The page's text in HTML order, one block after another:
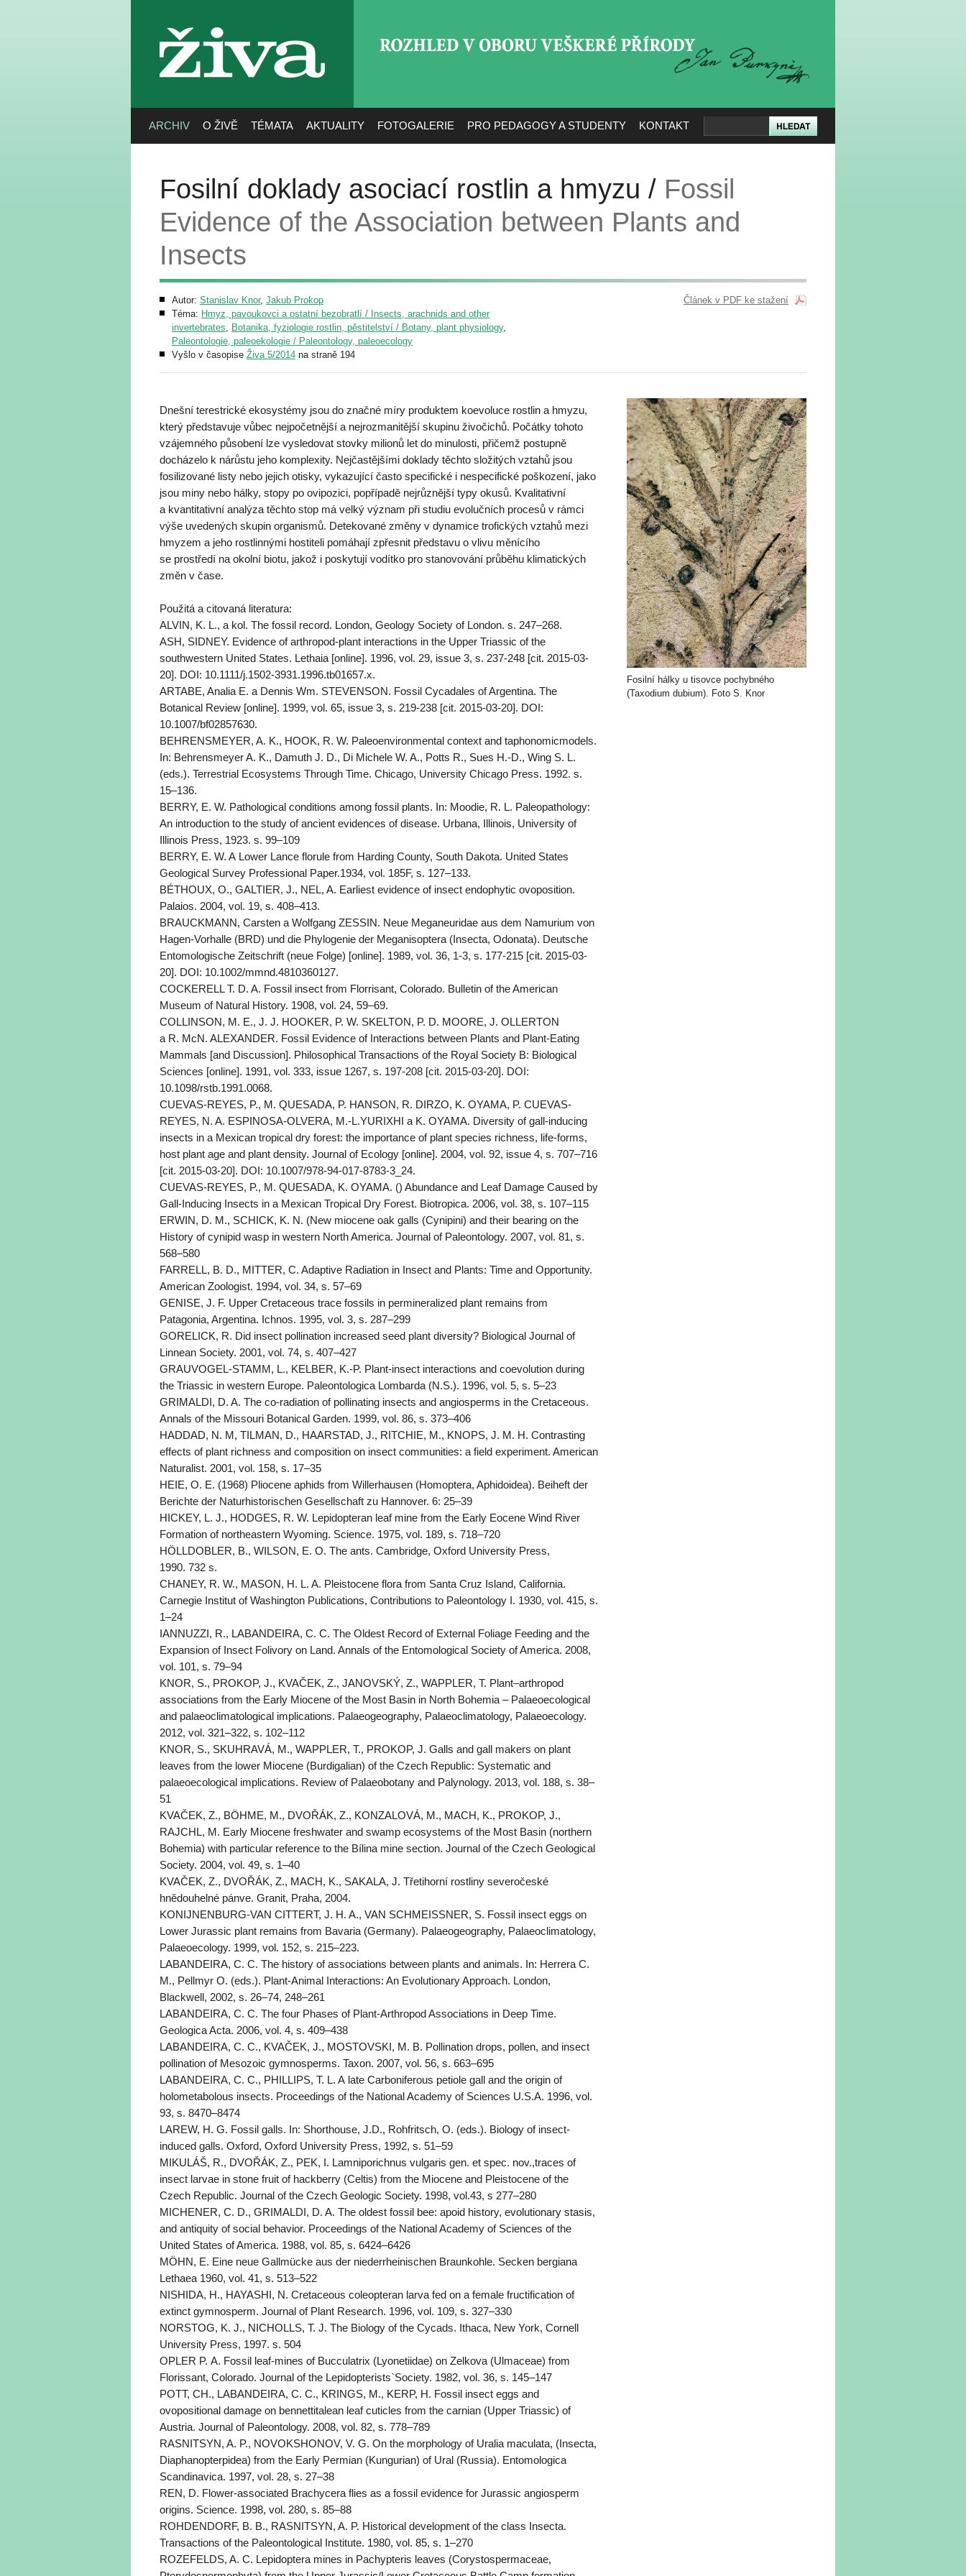
živa
ARCHIV O ŽIVĚ TÉMATA AKTUALITY FOTOGALERIE PRO PEDAGOGY A STUDENTY KONTAKT
Fosilní doklady asociací rostlin a hmyzu / Fossil
Evidence of the Association between Plants and
Insects
Autor: Stanislav Knor, Jakub Prokop
Téma: Hmyz, pavoukovci a ostatní bezobratlí / Insects, arachnids and other
invertebrates, Botanika, fyziologie rostlin, pěstitelství / Botany, plant physiology,
Paleontologie, paleoekologie / Paleontology, paleoecology
Vyšlo v časopise Živa 5/2014 na straně 194
Článek v PDF ke stažení
Dnešní terestrické ekosystémy jsou do značné míry produktem koevoluce rostlin a hmyzu,
který představuje vůbec nejpočetnější a nejrozmanitější skupinu živočichů. Počátky tohoto
vzájemného působení lze vysledovat stovky milionů let do minulosti, přičemž postupně
docházelo k nárůstu jeho komplexity. Nejčastějšími doklady těchto složitých vztahů jsou
fosilizované listy nebo jejich otisky, vykazující často specifické i nespecifické poškození, jako
jsou miny nebo hálky, stopy po ovipozici, popřípadě nejrůznější typy okusů. Kvalitativní
a kvantitativní analýza těchto stop má velký význam při studiu evolučních procesů v rámci
výše uvedených skupin organismů. Detekované změny v dynamice trofických vztahů mezi
hmyzem a jeho rostlinnými hostiteli pomáhají zpřesnit představu o vlivu měnícího
se prostředí na okolní biotu, jakož i poskytují vodítko pro stanovování průběhu klimatických
změn v čase.
Použitá a citovaná literatura:
ALVIN, K. L., a kol. The fossil record. London, Geology Society of London. s. 247–268.
ASH, SIDNEY. Evidence of arthropod-plant interactions in the Upper Triassic of the
southwestern United States. Lethaia [online]. 1996, vol. 29, issue 3, s. 237-248 [cit. 2015-03-
20]. DOI: 10.1111/j.1502-3931.1996.tb01657.x.
ARTABE, Analia E. a Dennis Wm. STEVENSON. Fossil Cycadales of Argentina. The
Botanical Review [online]. 1999, vol. 65, issue 3, s. 219-238 [cit. 2015-03-20]. DOI:
10.1007/bf02857630.
BEHRENSMEYER, A. K., HOOK, R. W. Paleoenvironmental context and taphonomicmodels.
In: Behrensmeyer A. K., Damuth J. D., Di Michele W. A., Potts R., Sues H.-D., Wing S. L.
(eds.). Terrestrial Ecosystems Through Time. Chicago, University Chicago Press. 1992. s.
15–136.
BERRY, E. W. Pathological conditions among fossil plants. In: Moodie, R. L. Paleopathology:
An introduction to the study of ancient evidences of disease. Urbana, Illinois, University of
Illinois Press, 1923. s. 99–109
BERRY, E. W. A Lower Lance florule from Harding County, South Dakota. United States
Geological Survey Professional Paper.1934, vol. 185F, s. 127–133.
BÉTHOUX, O., GALTIER, J., NEL, A. Earliest evidence of insect endophytic ovoposition.
Palaios. 2004, vol. 19, s. 408–413.
BRAUCKMANN, Carsten a Wolfgang ZESSIN. Neue Meganeuridae aus dem Namurium von
Hagen-Vorhalle (BRD) und die Phylogenie der Meganisoptera (Insecta, Odonata). Deutsche
Entomologische Zeitschrift (neue Folge) [online]. 1989, vol. 36, 1-3, s. 177-215 [cit. 2015-03-
20]. DOI: 10.1002/mmnd.4810360127.
COCKERELL T. D. A. Fossil insect from Florrisant, Colorado. Bulletin of the American
Museum of Natural History. 1908, vol. 24, 59–69.
COLLINSON, M. E., J. J. HOOKER, P. W. SKELTON, P. D. MOORE, J. OLLERTON
a R. McN. ALEXANDER. Fossil Evidence of Interactions between Plants and Plant-Eating
Mammals [and Discussion]. Philosophical Transactions of the Royal Society B: Biological
Sciences [online]. 1991, vol. 333, issue 1267, s. 197-208 [cit. 2015-03-20]. DOI:
10.1098/rstb.1991.0068.
CUEVAS-REYES, P., M. QUESADA, P. HANSON, R. DIRZO, K. OYAMA, P. CUEVAS-
REYES, N. A. ESPINOSA-OLVERA, M.-L.YURIXHI a K. OYAMA. Diversity of gall-inducing
insects in a Mexican tropical dry forest: the importance of plant species richness, life-forms,
host plant age and plant density. Journal of Ecology [online]. 2004, vol. 92, issue 4, s. 707–716
[cit. 2015-03-20]. DOI: 10.1007/978-94-017-8783-3_24.
CUEVAS-REYES, P., M. QUESADA, K. OYAMA. () Abundance and Leaf Damage Caused by
Gall-Inducing Insects in a Mexican Tropical Dry Forest. Biotropica. 2006, vol. 38, s. 107–115
ERWIN, D. M., SCHICK, K. N. (New miocene oak galls (Cynipini) and their bearing on the
History of cynipid wasp in western North America. Journal of Paleontology. 2007, vol. 81, s.
568–580
FARRELL, B. D., MITTER, C. Adaptive Radiation in Insect and Plants: Time and Opportunity.
American Zoologist. 1994, vol. 34, s. 57–69
GENISE, J. F. Upper Cretaceous trace fossils in permineralized plant remains from
Patagonia, Argentina. Ichnos. 1995, vol. 3, s. 287–299
GORELICK, R. Did insect pollination increased seed plant diversity? Biological Journal of
Linnean Society. 2001, vol. 74, s. 407–427
GRAUVOGEL-STAMM, L., KELBER, K.-P. Plant-insect interactions and coevolution during
the Triassic in western Europe. Paleontologica Lombarda (N.S.). 1996, vol. 5, s. 5–23
GRIMALDI, D. A. The co-radiation of pollinating insects and angiosperms in the Cretaceous.
Annals of the Missouri Botanical Garden. 1999, vol. 86, s. 373–406
HADDAD, N. M, TILMAN, D., HAARSTAD, J., RITCHIE, M., KNOPS, J. M. H. Contrasting
effects of plant richness and composition on insect communities: a field experiment. American
Naturalist. 2001, vol. 158, s. 17–35
HEIE, O. E. (1968) Pliocene aphids from Willerhausen (Homoptera, Aphidoidea). Beiheft der
Berichte der Naturhistorischen Gesellschaft zu Hannover. 6: 25–39
HICKEY, L. J., HODGES, R. W. Lepidopteran leaf mine from the Early Eocene Wind River
Formation of northeastern Wyoming. Science. 1975, vol. 189, s. 718–720
HÖLLDOBLER, B., WILSON, E. O. The ants. Cambridge, Oxford University Press,
1990. 732 s.
CHANEY, R. W., MASON, H. L. A. Pleistocene flora from Santa Cruz Island, California.
Carnegie Institut of Washington Publications, Contributions to Paleontology I. 1930, vol. 415, s.
1–24
IANNUZZI, R., LABANDEIRA, C. C. The Oldest Record of External Foliage Feeding and the
Expansion of Insect Folivory on Land. Annals of the Entomological Society of America. 2008,
vol. 101, s. 79–94
KNOR, S., PROKOP, J., KVAČEK, Z., JANOVSKÝ, Z., WAPPLER, T. Plant–arthropod
associations from the Early Miocene of the Most Basin in North Bohemia – Palaeoecological
and palaeoclimatological implications. Palaeogeography, Palaeoclimatology, Palaeoecology.
2012, vol. 321–322, s. 102–112
KNOR, S., SKUHRAVÁ, M., WAPPLER, T., PROKOP, J. Galls and gall makers on plant
leaves from the lower Miocene (Burdigalian) of the Czech Republic: Systematic and
palaeoecological implications. Review of Palaeobotany and Palynology. 2013, vol. 188, s. 38–
51
KVAČEK, Z., BÖHME, M., DVOŘÁK, Z., KONZALOVÁ, M., MACH, K., PROKOP, J.,
RAJCHL, M. Early Miocene freshwater and swamp ecosystems of the Most Basin (northern
Bohemia) with particular reference to the Bílina mine section. Journal of the Czech Geological
Society. 2004, vol. 49, s. 1–40
KVAČEK, Z., DVOŘÁK, Z., MACH, K., SAKALA, J. Třetihorní rostliny severočeské
hnědouhelné pánve. Granit, Praha, 2004.
KONIJNENBURG-VAN CITTERT, J. H. A., VAN SCHMEISSNER, S. Fossil insect eggs on
Lower Jurassic plant remains from Bavaria (Germany). Palaeogeography, Palaeoclimatology,
Palaeoecology. 1999, vol. 152, s. 215–223.
LABANDEIRA, C. C. The history of associations between plants and animals. In: Herrera C.
M., Pellmyr O. (eds.). Plant-Animal Interactions: An Evolutionary Approach. London,
Blackwell, 2002, s. 26–74, 248–261
LABANDEIRA, C. C. The four Phases of Plant-Arthropod Associations in Deep Time.
Geologica Acta. 2006, vol. 4, s. 409–438
LABANDEIRA, C. C., KVAČEK, J., MOSTOVSKI, M. B. Pollination drops, pollen, and insect
pollination of Mesozoic gymnosperms. Taxon. 2007, vol. 56, s. 663–695
LABANDEIRA, C. C., PHILLIPS, T. L. A late Carboniferous petiole gall and the origin of
holometabolous insects. Proceedings of the National Academy of Sciences U.S.A. 1996, vol.
93, s. 8470–8474
LAREW, H. G. Fossil galls. In: Shorthouse, J.D., Rohfritsch, O. (eds.). Biology of insect-
induced galls. Oxford, Oxford University Press, 1992, s. 51–59
MIKULÁŠ, R., DVOŘÁK, Z., PEK, I. Lamniporichnus vulgaris gen. et spec. nov.,traces of
insect larvae in stone fruit of hackberry (Celtis) from the Miocene and Pleistocene of the
Czech Republic. Journal of the Czech Geologic Society. 1998, vol.43, s 277–280
MICHENER, C. D., GRIMALDI, D. A. The oldest fossil bee: apoid history, evolutionary stasis,
and antiquity of social behavior. Proceedings of the National Academy of Sciences of the
United States of America. 1988, vol. 85, s. 6424–6426
MÖHN, E. Eine neue Gallmücke aus der niederrheinischen Braunkohle. Secken bergiana
Lethaea 1960, vol. 41, s. 513–522
NISHIDA, H., HAYASHI, N. Cretaceous coleopteran larva fed on a female fructification of
extinct gymnosperm. Journal of Plant Research. 1996, vol. 109, s. 327–330
NORSTOG, K. J., NICHOLLS, T. J. The Biology of the Cycads. Ithaca, New York, Cornell
University Press, 1997. s. 504
OPLER P. A. Fossil leaf-mines of Bucculatrix (Lyonetiidae) on Zelkova (Ulmaceae) from
Florissant, Colorado. Journal of the Lepidopterists`Society. 1982, vol. 36, s. 145–147
POTT, CH., LABANDEIRA, C. C., KRINGS, M., KERP, H. Fossil insect eggs and
ovopositional damage on bennettitalean leaf cuticles from the carnian (Upper Triassic) of
Austria. Journal of Paleontology. 2008, vol. 82, s. 778–789
RASNITSYN, A. P., NOVOKSHONOV, V. G. On the morphology of Uralia maculata, (Insecta,
Diaphanopterpidea) from the Early Permian (Kungurian) of Ural (Russia). Entomologica
Scandinavica. 1997, vol. 28, s. 27–38
REN, D. Flower-associated Brachycera flies as a fossil evidence for Jurassic angiosperm
origins. Science. 1998, vol. 280, s. 85–88
ROHDENDORF, B. B., RASNITSYN, A. P. Historical development of the class Insecta.
Transactions of the Paleontological Institute. 1980, vol. 85, s. 1–270
ROZEFELDS, A. C. Lepidoptera mines in Pachypteris leaves (Corystospermaceae,
Fosilní hálky u tisovce pochybného
(Taxodium dubium). Foto S. Knor